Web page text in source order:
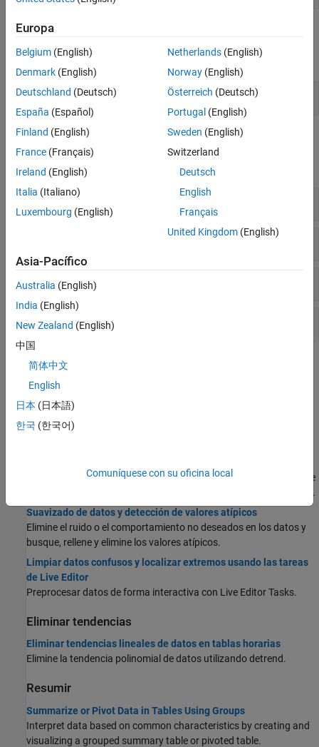
Tareas de Live Editor
expandir todo
Aplicar un único paso de preprocesamiento
Funciones
Limpiar e inspeccionar datos
Remodelar, ordenar y redimensionar
Normalizar y eliminar tendencias
Discretizar, agrupar y resumir
Temas
Limpiar datos
Datos que faltan en MATLAB
Gestione los valores que faltan en los conjuntos de datos.
estandaricen, rellenen o eliminen los valores ausentes. Reorganice
tablas con funciones que ordenen las filas y muevan las variables.
Suavizado de datos y detección de valores atípicos
Elimine el ruido o el comportamiento no deseados en los datos y
busque, rellene y elimine los valores atípicos.
Limpiar datos confusos y localizar extremos usando las tareas
de Live Editor
Preprocesar datos de forma interactiva con Live Editor Tasks.
Eliminar tendencias
Eliminar tendencias lineales de datos en tablas horarias
Elimine la tendencia polinomial de datos utilizando detrend.
Resumir
Summarize or Pivot Data in Tables Using Groups
Interpret data based on common characteristics by creating and
visualizing a grouped summary table or pivoted table.
Europa
Belgium (English)
Denmark (English)
Deutschland (Deutsch)
España (Español)
Finland (English)
France (Français)
Ireland (English)
Italia (Italiano)
Luxembourg (English)
Netherlands(English)
Norway(English)
Österreich (Deutsch)
Portugal (English)
Sweden (English)
Switzerland
Deutsch
English
Français
United Kingdom(English)
Asia-Pacífico
Australia (English)
India (English)
New Zealand (English)
中国
简体中文
English
日本 (日本語)
한국 (한국어)
Comuníquese con su oficina local